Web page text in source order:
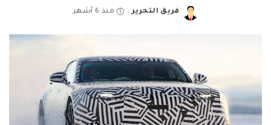
Posted
فريق التحرير منذ 6 أشهر